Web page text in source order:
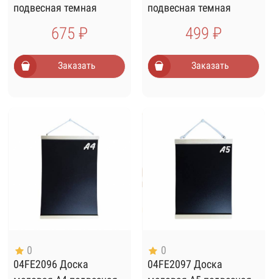
подвесная темная
675 ₽
Заказать
подвесная темная
499 ₽
Заказать
0
04FE2096 Доска
0
04FE2097 Доска